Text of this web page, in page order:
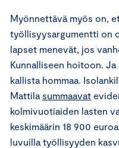
Myönnettävä myös on,
työllisyysargumentti on
lapset menevät, jos
Kunnalliseen hoitoon.
kallista hommaa.
Mattila summaavat
kolmivuotiaiden lasten
keskimäärin 18 900
luvuilla työllisyyden